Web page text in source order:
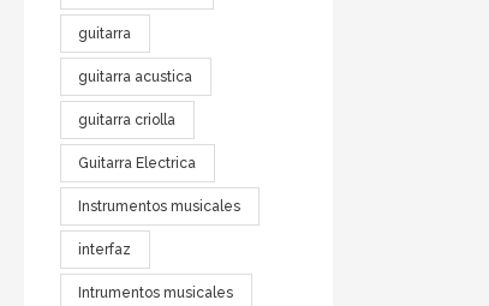
guitarra
guitarra acustica
guitarra criolla
Guitarra Electrica
Instrumentos musicales
interfaz
Intrumentos musicales